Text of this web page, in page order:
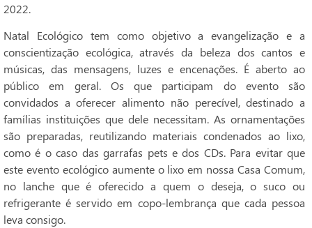
2022.
Natal Ecológico tem como objetivo a evangelização e a
conscientização ecológica, através da beleza dos cantos e
músicas, das mensagens, luzes e encenações. É aberto ao
público em geral. Os que participam do evento são
convidados a oferecer alimento não perecível, destinado a
famílias instituições que dele necessitam. As ornamentações
são preparadas, reutilizando materiais condenados ao lixo,
como é o caso das garrafas pets e dos CDs. Para evitar que
este evento ecológico aumente o lixo em nossa Casa Comum,
no lanche que é oferecido a quem o deseja, o suco ou
refrigerante é servido em copo-lembrança que cada pessoa
leva consigo.